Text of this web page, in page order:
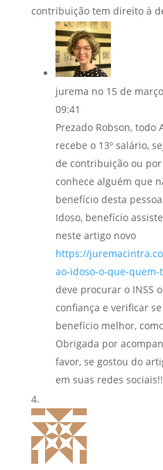
contribuição tem direito à
jurema no 15 de
09:41
Prezado Robson, todo
recebe o 13º salário,
de contribuição ou por
conhece alguém que
benefício desta
Idoso, benefício
neste artigo novo
https://
ao-idoso-o-que-
deve procurar o INSS
confiança e verificar
benefício melhor,
Obrigada por
favor, se gostou do
em suas redes